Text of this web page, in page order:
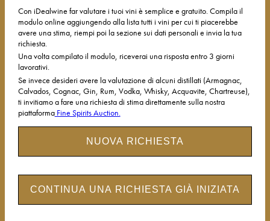
Con iDealwine far valutare i tuoi vini è semplice e gratuito. Compila il
modulo online aggiungendo alla lista tutti i vini per cui ti piacerebbe
avere una stima, riempi poi la sezione sui dati personali e invia la tua
richiesta.
Una volta compilato il modulo, riceverai una risposta entro 3 giorni
lavorativi.
Se invece desideri avere la valutazione di alcuni distillati (Armagnac,
Calvados, Cognac, Gin, Rum, Vodka, Whisky, Acquavite, Chartreuse),
ti invitiamo a fare una richiesta di stima direttamente sulla nostra
piattaformaFine Spirits Auction.
NUOVA RICHIESTA
CONTINUA UNA RICHIESTA GIÀ INIZIATA